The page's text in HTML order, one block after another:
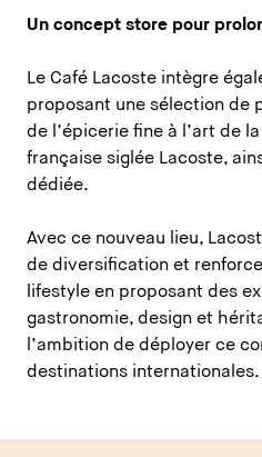
Un concept store pour
Le Café Lacoste intègre
proposant une sélection de
de l’épicerie fine à l’art de
française siglée Lacoste,
dédiée.
Avec ce nouveau lieu,
de diversification et
lifestyle en proposant des
gastronomie, design et
l’ambition de déployer ce
destinations internationales.